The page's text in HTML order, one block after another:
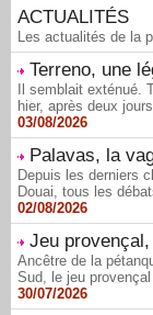
ACTUALITÉS
Les actualités de la
Terreno, une
Il semblait exténué.
hier, après deux
03/08/2026
Palavas, la
Depuis les derniers
Douai, tous les
02/08/2026
Jeu
Ancêtre de la
Sud, le jeu
30/07/2026